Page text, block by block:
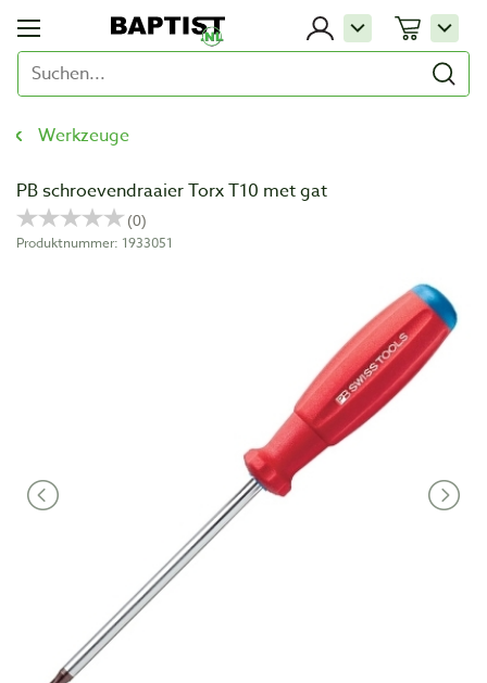
Werkzeuge
PB schroevendraaier Torx T10 met gat
Produktnummer: 1933051